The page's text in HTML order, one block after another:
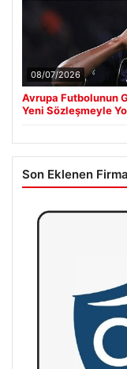
08/07/2026
Avrupa Futbolunun
Yeni Sözleşmeyle
Son Eklenen